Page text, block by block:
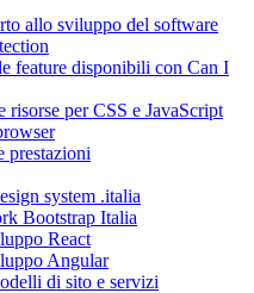
allo sviluppo del software
feature disponibili con Can I
risorse per CSS e JavaScript
prestazioni
system .italia
Bootstrap Italia
React
Angular
di sito e servizi